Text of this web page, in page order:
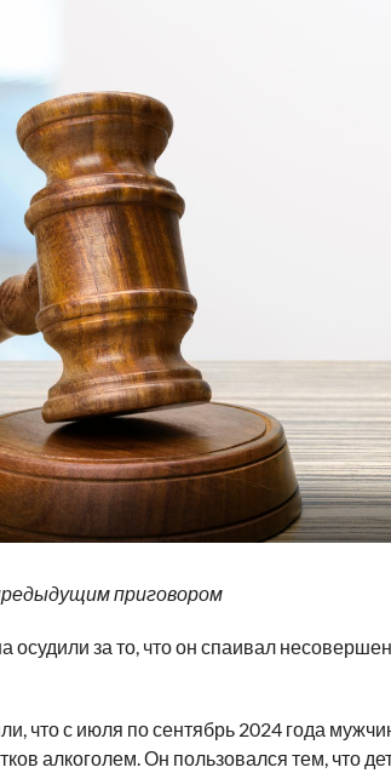
приговором
осудили за то, что он спаивал
что с июля по сентябрь 2024 года
алкоголем. Он пользовался тем, что